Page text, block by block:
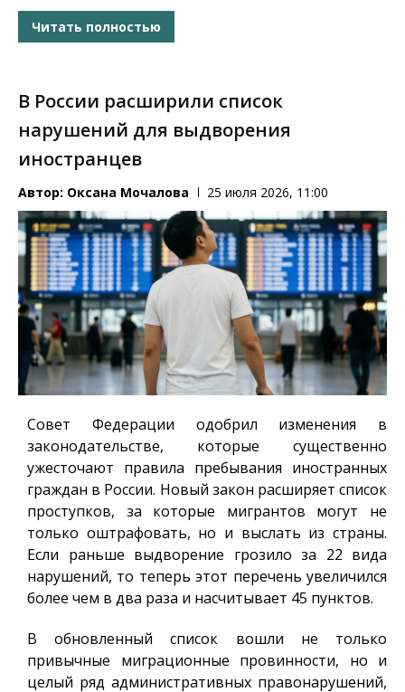
Читать полностью
В России расширили список
нарушений для выдворения
иностранцев
Автор: Оксана Мочалова 25 июля 2026, 11:00
Совет Федерации одобрил изменения в
законодательстве, которые существенно
ужесточают правила пребывания иностранных
граждан в России. Новый закон расширяет список
проступков, за которые мигрантов могут не
только оштрафовать, но и выслать из страны.
Если раньше выдворение грозило за 22 вида
нарушений, то теперь этот перечень увеличился
более чем в два раза и насчитывает 45 пунктов.
В обновленный список вошли не только
привычные миграционные провинности, но и
целый ряд административных правонарушений,